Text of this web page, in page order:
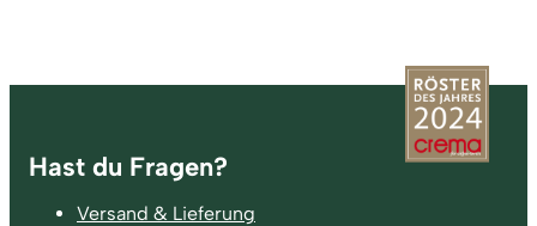
Fußzeile
Hast du Fragen?
Versand & Lieferung